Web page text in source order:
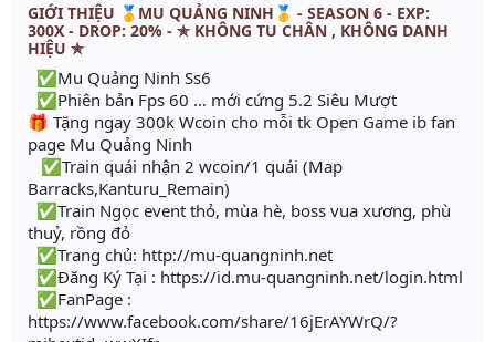
GIỚI THIỆU 🥇MU QUẢNG NINH🥇 - SEASON 6 - EXP:
300X - DROP: 20% - ✯ KHÔNG TU CHÂN , KHÔNG DANH
HIỆU ✯
✅Mu Quảng Ninh Ss6
✅Phiên bản Fps 60 … mới cứng 5.2 Siêu Mượt
🎁 Tặng ngay 300k Wcoin cho mỗi tk Open Game ib fan
page Mu Quảng Ninh
✅Train quái nhận 2 wcoin/1 quái (Map
Barracks,Kanturu_Remain)
✅Train Ngọc event thỏ, mùa hè, boss vua xương, phù
thuỷ, rồng đỏ
✅Trang chủ: http://mu-quangninh.net
✅Đăng Ký Tại : https://id.mu-quangninh.net/login.html
✅FanPage :
https://www.facebook.com/share/16jErAYWrQ/?